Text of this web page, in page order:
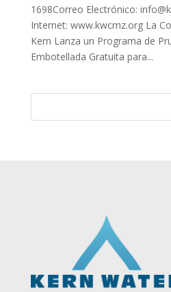
1698Correo Electrónico:
Internet: www.kwcmz.org La
Kern Lanza un Programa de
Embotellada Gratuita para...